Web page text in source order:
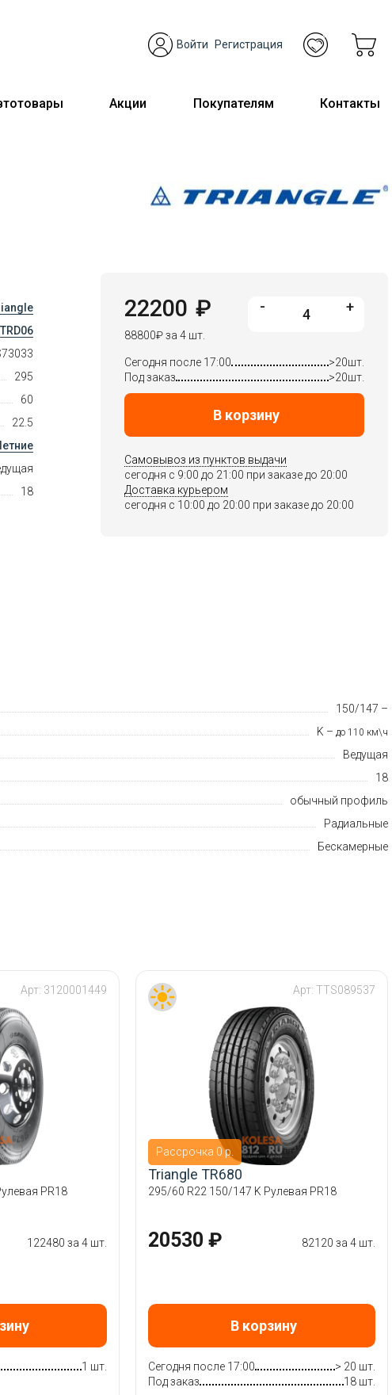
Войти Регистрация
Акции Покупателям Контакты
TRD06
295
60
22.5
18
22200 ₽
88800₽за 4 шт.
- +
Сегодня после 17:00
>20шт.
Под заказ
>20шт.
В корзину
Самовывоз из пунктов выдачи
сегодня c 9:00 до 21:00 при заказе до 20:00
Доставка курьером
сегодня c 10:00 до 20:00 при заказе до 20:00
150/147 –
K – до 110 км\ч
Ведущая
18
обычный профиль
Радиальные
Бескамерные
Арт: 3120001449
PR18
122480 за 4 шт.
1 шт.
Рассрочка 0 р.
Арт: TTS089537
Triangle TR680
295/60 R22 150/147 K Рулевая PR18
20530 ₽ 82120 за 4 шт.
В корзину
Сегодня после 17:00
> 20 шт.
Под заказ
18 шт.